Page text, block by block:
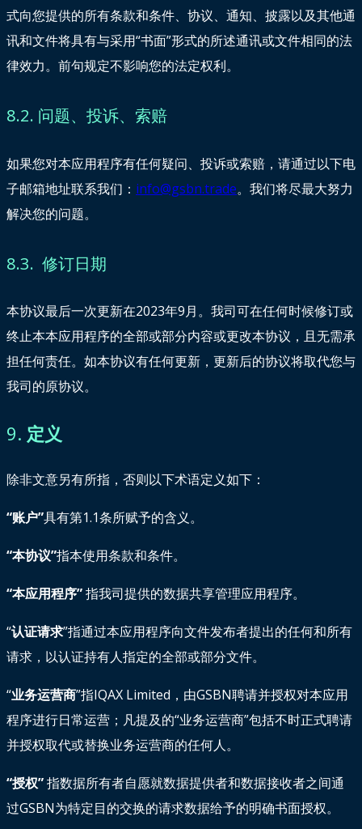
式向您提供的所有条款和条件、协议、通知、披露以及其他通
讯和文件将具有与采用“书面”形式的所述通讯或文件相同的法
律效力。前句规定不影响您的法定权利。
8.2. 问题、投诉、索赔
如果您对本应用程序有任何疑问、投诉或索赔，请通过以下电
子邮箱地址联系我们： info@gsbn.trade。我们将尽最大努力
解决您的问题。
8.3. 修订日期
本协议最后一次更新在2023年9月。我司可在任何时候修订或
终止本本应用程序的全部或部分内容或更改本协议，且无需承
担任何责任。如本协议有任何更新，更新后的协议将取代您与
我司的原协议。
9. 定义
除非文意另有所指，否则以下术语定义如下：
“账户”具有第1.1条所赋予的含义。
“本协议”指本使用条款和条件。
“本应用程序”指我司提供的数据共享管理应用程序。
“认证请求”指通过本应用程序向文件发布者提出的任何和所有
请求，以认证持有人指定的全部或部分文件。
“业务运营商”指IQAX Limited，由GSBN聘请并授权对本应用
程序进行日常运营；凡提及的“业务运营商”包括不时正式聘请
并授权取代或替换业务运营商的任何人。
“授权”指数据所有者自愿就数据提供者和数据接收者之间通
过GSBN为特定目的交换的请求数据给予的明确书面授权。